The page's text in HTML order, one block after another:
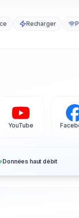
Recharger
YouTube
Données haut débit